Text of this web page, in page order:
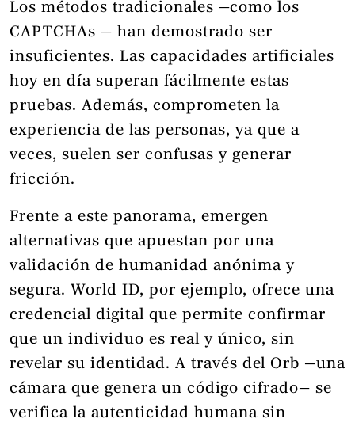
Los métodos tradicionales —como los
CAPTCHAs — han demostrado ser
insuficientes. Las capacidades artificiales
hoy en día superan fácilmente estas
pruebas. Además, comprometen la
experiencia de las personas, ya que a
veces, suelen ser confusas y generar
fricción.
Frente a este panorama, emergen
alternativas que apuestan por una
validación de humanidad anónima y
segura. World ID, por ejemplo, ofrece una
credencial digital que permite confirmar
que un individuo es real y único, sin
revelar su identidad. A través del Orb —una
cámara que genera un código cifrado— se
verifica la autenticidad humana sin